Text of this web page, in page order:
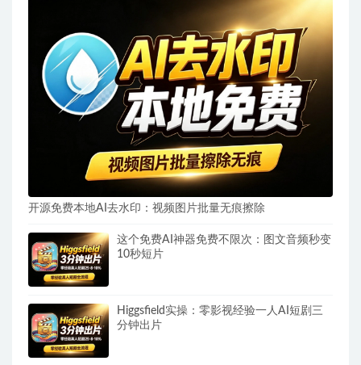
开源免费本地AI去水印：视频图片批量无痕擦除
这个免费AI神器免费不限次：图文音频秒变
10秒短片
Higgsfield实操：零影视经验一人AI短剧三
分钟出片